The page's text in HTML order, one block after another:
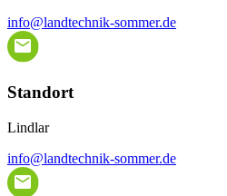
info@landtechnik-sommer.de
Standort
Lindlar
info@landtechnik-sommer.de